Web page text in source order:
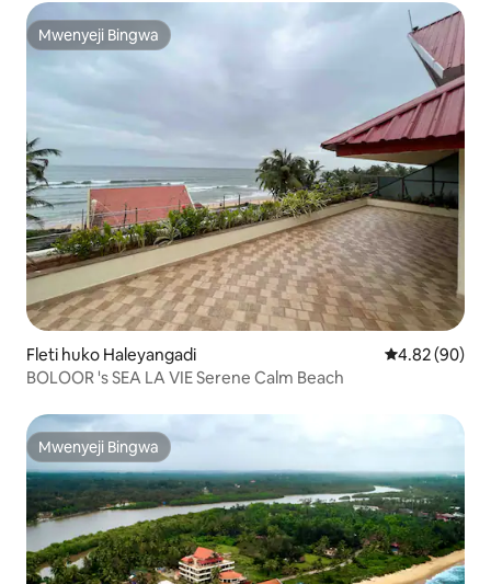
Mwenyeji Bingwa
Mwenyeji Bingwa
Fleti huko Haleyangadi Ukadiriaji wa
4.82 (90)
BOLOOR 's SEA LA VIE Serene Calm Beach
Mwenyeji Bingwa
Mwenyeji Bingwa